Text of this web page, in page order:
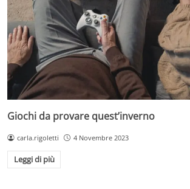
Giochi da provare quest’inverno
carla.rigoletti 4 Novembre 2023
Leggi di più